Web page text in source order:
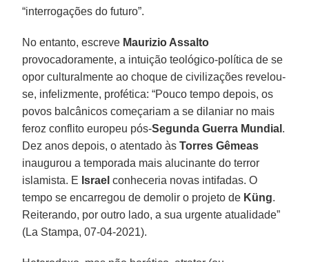
“interrogações do futuro”.
No entanto, escreve Maurizio Assalto
provocadoramente, a intuição teológico-política de se
opor culturalmente ao choque de civilizações revelou-
se, infelizmente, profética: “Pouco tempo depois, os
povos balcânicos começariam a se dilaniar no mais
feroz conflito europeu pós-Segunda Guerra Mundial .
Dez anos depois, o atentado àsTorres Gêmeas
inaugurou a temporada mais alucinante do terror
islamista. E Israel conheceria novas intifadas. O
tempo se encarregou de demolir o projeto de Küng.
Reiterando, por outro lado, a sua urgente atualidade”
(La Stampa, 07-04-2021).